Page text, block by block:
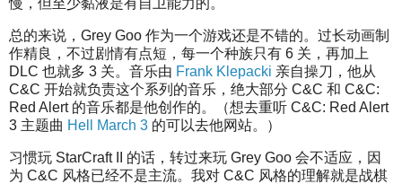
慢，但至少黏液是有自卫能力的。
总的来说，Grey Goo 作为一个游戏还是不错的。过长动画制
作精良，不过剧情有点短，每一个种族只有 6 关，再加上
DLC 也就多 3 关。音乐由 Frank Klepacki 亲自操刀，他从
C&C 开始就负责这个系列的音乐，绝大部分 C&C 和 C&C:
Red Alert 的音乐都是他创作的。（想去重听 C&C: Red Alert
3 主题曲 Hell March 3 的可以去他网站。）
习惯玩 StarCraft II 的话，转过来玩 Grey Goo 会不适应，因
为 C&C 风格已经不是主流。我对 C&C 风格的理解就是战棋